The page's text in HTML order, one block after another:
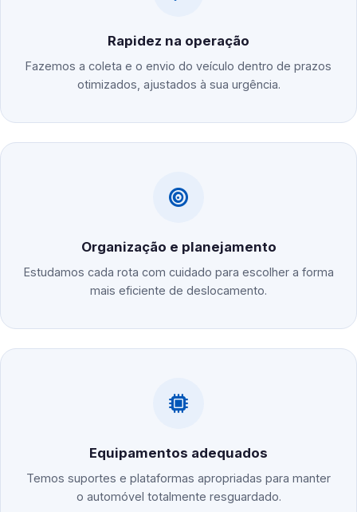
Rapidez na operação
Fazemos a coleta e o envio do veículo dentro de prazos
otimizados, ajustados à sua urgência.
Organização e planejamento
Estudamos cada rota com cuidado para escolher a forma
mais eficiente de deslocamento.
Equipamentos adequados
Temos suportes e plataformas apropriadas para manter
o automóvel totalmente resguardado.